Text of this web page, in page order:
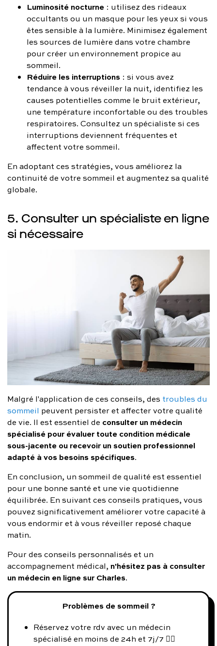
Luminosité nocturne : utilisez des rideaux
occultants ou un masque pour les yeux si vous
êtes sensible à la lumière. Minimisez également
les sources de lumière dans votre chambre
pour créer un environnement propice au
sommeil.
Réduire les interruptions : si vous avez
tendance à vous réveiller la nuit, identifiez les
causes potentielles comme le bruit extérieur,
une température inconfortable ou des troubles
respiratoires. Consultez un spécialiste si ces
interruptions deviennent fréquentes et
affectent votre sommeil.
En adoptant ces stratégies, vous améliorez la
continuité de votre sommeil et augmentez sa qualité
globale.
5. Consulter un spécialiste en ligne
si nécessaire
Malgré l'application de ces conseils, des troubles du
sommeil peuvent persister et affecter votre qualité
de vie. Il est essentiel de consulter un médecin
spécialisé pour évaluer toute condition médicale
sous-jacente ou recevoir un soutien professionnel
adapté à vos besoins spécifiques.
En conclusion, un sommeil de qualité est essentiel
pour une bonne santé et une vie quotidienne
équilibrée. En suivant ces conseils pratiques, vous
pouvez significativement améliorer votre capacité à
vous endormir et à vous réveiller reposé chaque
matin.
Pour des conseils personnalisés et un
accompagnement médical, n'hésitez pas à consulter
un médecin en ligne sur Charles.
Problèmes de sommeil ?
Réservez votre rdv avec un médecin
spécialisé en moins de 24h et 7j/7 👨‍⚕️